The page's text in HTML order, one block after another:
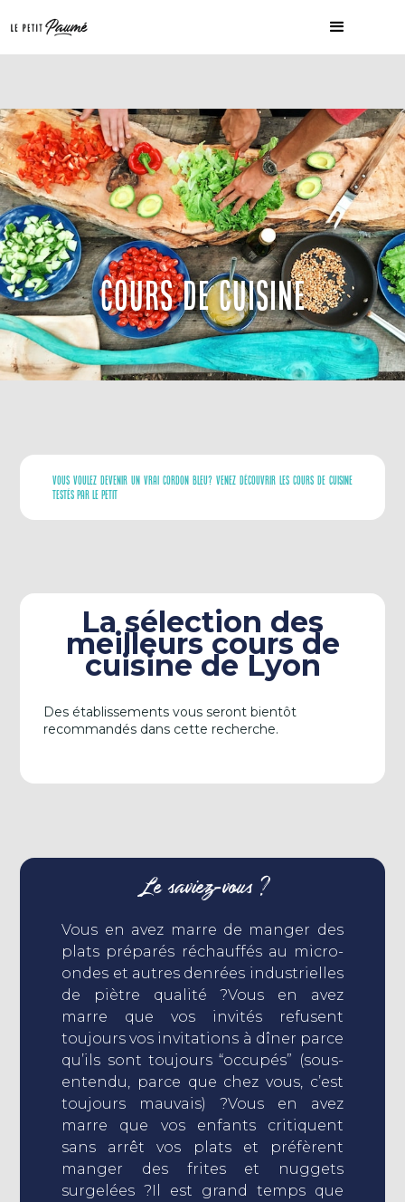
COURS DE CUISINE
Vous Voulez Devenir Un Vrai Cordon Bleu? Venez Découvrir Les Cours De Cuisine
Testés Par Le Petit
La sélection des
meilleurs cours de
cuisine de Lyon
Des établissements vous seront bientôt
recommandés dans cette recherche.
Le saviez-vous ?
Vous en avez marre de manger des
plats préparés réchauffés au micro-
ondes et autres denrées industrielles
de piètre qualité ?Vous en avez
marre que vos invités refusent
toujours vos invitations à dîner parce
qu’ils sont toujours “occupés” (sous-
entendu, parce que chez vous, c’est
toujours mauvais) ?Vous en avez
marre que vos enfants critiquent
sans arrêt vos plats et préfèrent
manger des frites et nuggets
surgelées ?Il est grand temps que